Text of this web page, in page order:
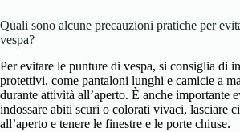
Quali sono alcune precauzioni pratiche per
vespa?
Per evitare le punture di vespa, si consiglia di
protettivi, come pantaloni lunghi e camicie a
durante attività all’aperto. È anche importante
indossare abiti scuri o colorati vivaci, lasciare
all’aperto e tenere le finestre e le porte chiuse.